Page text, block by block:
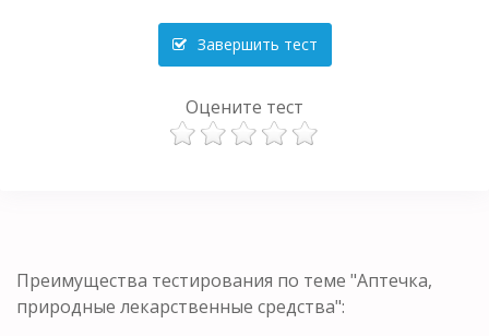
Завершить тест
Оцените тест
Преимущества тестирования по теме "Аптечка,
природные лекарственные средства":